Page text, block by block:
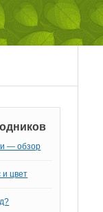
— обзор
цвет